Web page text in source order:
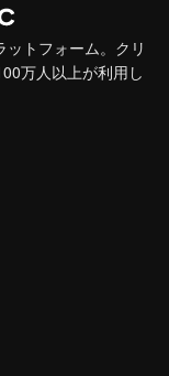
トフォーム。クリ
万人以上が利用し